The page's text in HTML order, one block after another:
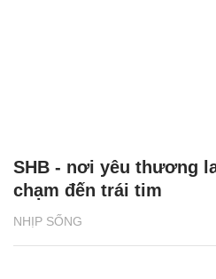
NHỊP SỐNG
SHB - nơi yêu thương
chạm đến trái tim